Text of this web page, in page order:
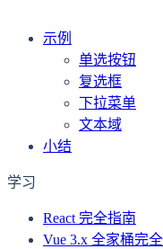
示例
单选按钮
复选框
下拉菜单
文本域
小结
学习
React 完全指南
Vue 3.x 全家桶完